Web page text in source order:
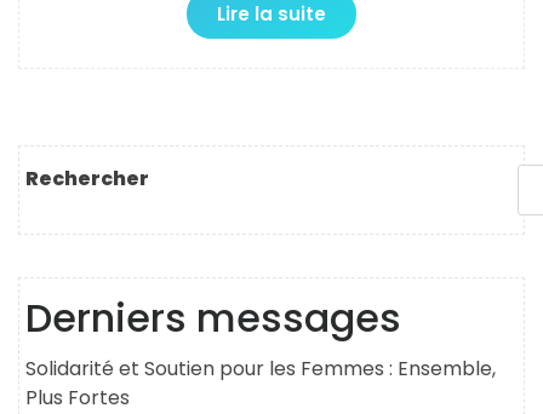
Lire la suite
Rechercher
Derniers messages
Solidarité et Soutien pour les Femmes : Ensemble,
Plus Fortes